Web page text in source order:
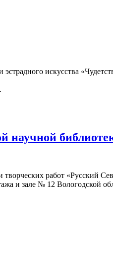
искусства
научной
творческих работ «Русский
и зале № 12 Вологодской